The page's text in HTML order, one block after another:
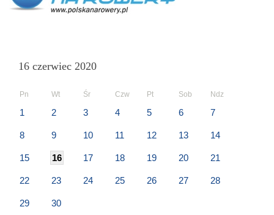
16 czerwiec 2020
Pn Wt Śr Czw Pt Sob Ndz
1 2 3 4 5 6 7
8 9 10 11 12 13 14
15 16 17 18 19 20 21
22 23 24 25 26 27 28
29 30